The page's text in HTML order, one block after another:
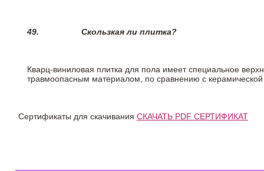
49. Скользкая ли плитка?
Кварц-виниловая плитка для пола имеет специальное
травмоопасным материалом, по сравнению с
Сертификаты для скачивания СКАЧАТЬ PDF СЕРТИФИКАТ